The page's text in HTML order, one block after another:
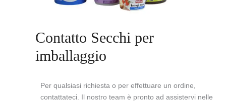
Contatto Secchi per
imballaggio
Per qualsiasi richiesta o per effettuare un ordine,
contattateci. Il nostro team è pronto ad assistervi nelle